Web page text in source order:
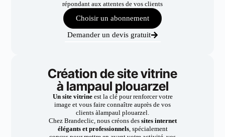
répondant aux attentes de vos clients
Choisir un abonnement
Demander un devis gratuit
Création de site vitrine
à lampaul plouarzel
Un site vitrineest la clé pour renforcer votre
image et vous faire connaître auprès de vos
clients àlampaul plouarzel.
Chez Brandeclic, nous créons dessites internet
élégants et professionnels, spécialement